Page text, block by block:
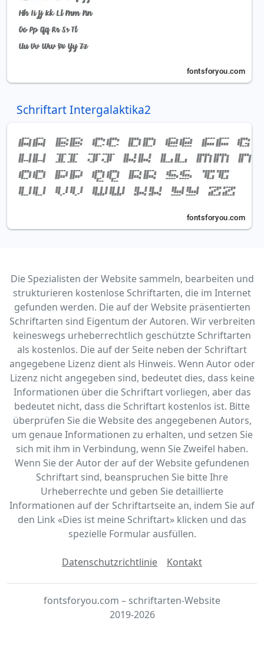
Schriftart Intergalaktika2
Die Spezialisten der Website sammeln, bearbeiten und
strukturieren kostenlose Schriftarten, die im Internet
gefunden werden. Die auf der Website präsentierten
Schriftarten sind Eigentum der Autoren. Wir verbreiten
keineswegs urheberrechtlich geschützte Schriftarten
als kostenlos. Die auf der Seite neben der Schriftart
angegebene Lizenz dient als Hinweis. Wenn Autor oder
Lizenz nicht angegeben sind, bedeutet dies, dass keine
Informationen über die Schriftart vorliegen, aber das
bedeutet nicht, dass die Schriftart kostenlos ist. Bitte
überprüfen Sie die Website des angegebenen Autors,
um genaue Informationen zu erhalten, und setzen Sie
sich mit ihm in Verbindung, wenn Sie Zweifel haben.
Wenn Sie der Autor der auf der Website gefundenen
Schriftart sind, beanspruchen Sie bitte Ihre
Urheberrechte und geben Sie detaillierte
Informationen auf der Schriftartseite an, indem Sie auf
den Link «‎Dies ist meine Schriftart» klicken und das
spezielle Formular ausfüllen.
Datenschutzrichtlinie Kontakt
fontsforyou.com – schriftarten-Website
2019-2026